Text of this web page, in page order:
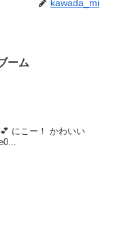
kawada_mi
ーム
にこー！ かわいい